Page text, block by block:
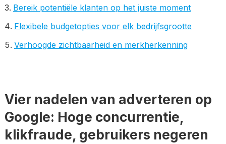
Bereik potentiële klanten op het juiste moment
Flexibele budgetopties voor elk bedrijfsgrootte
Verhoogde zichtbaarheid en merkherkenning
Vier nadelen van adverteren op
Google: Hoge concurrentie,
klikfraude, gebruikers negeren